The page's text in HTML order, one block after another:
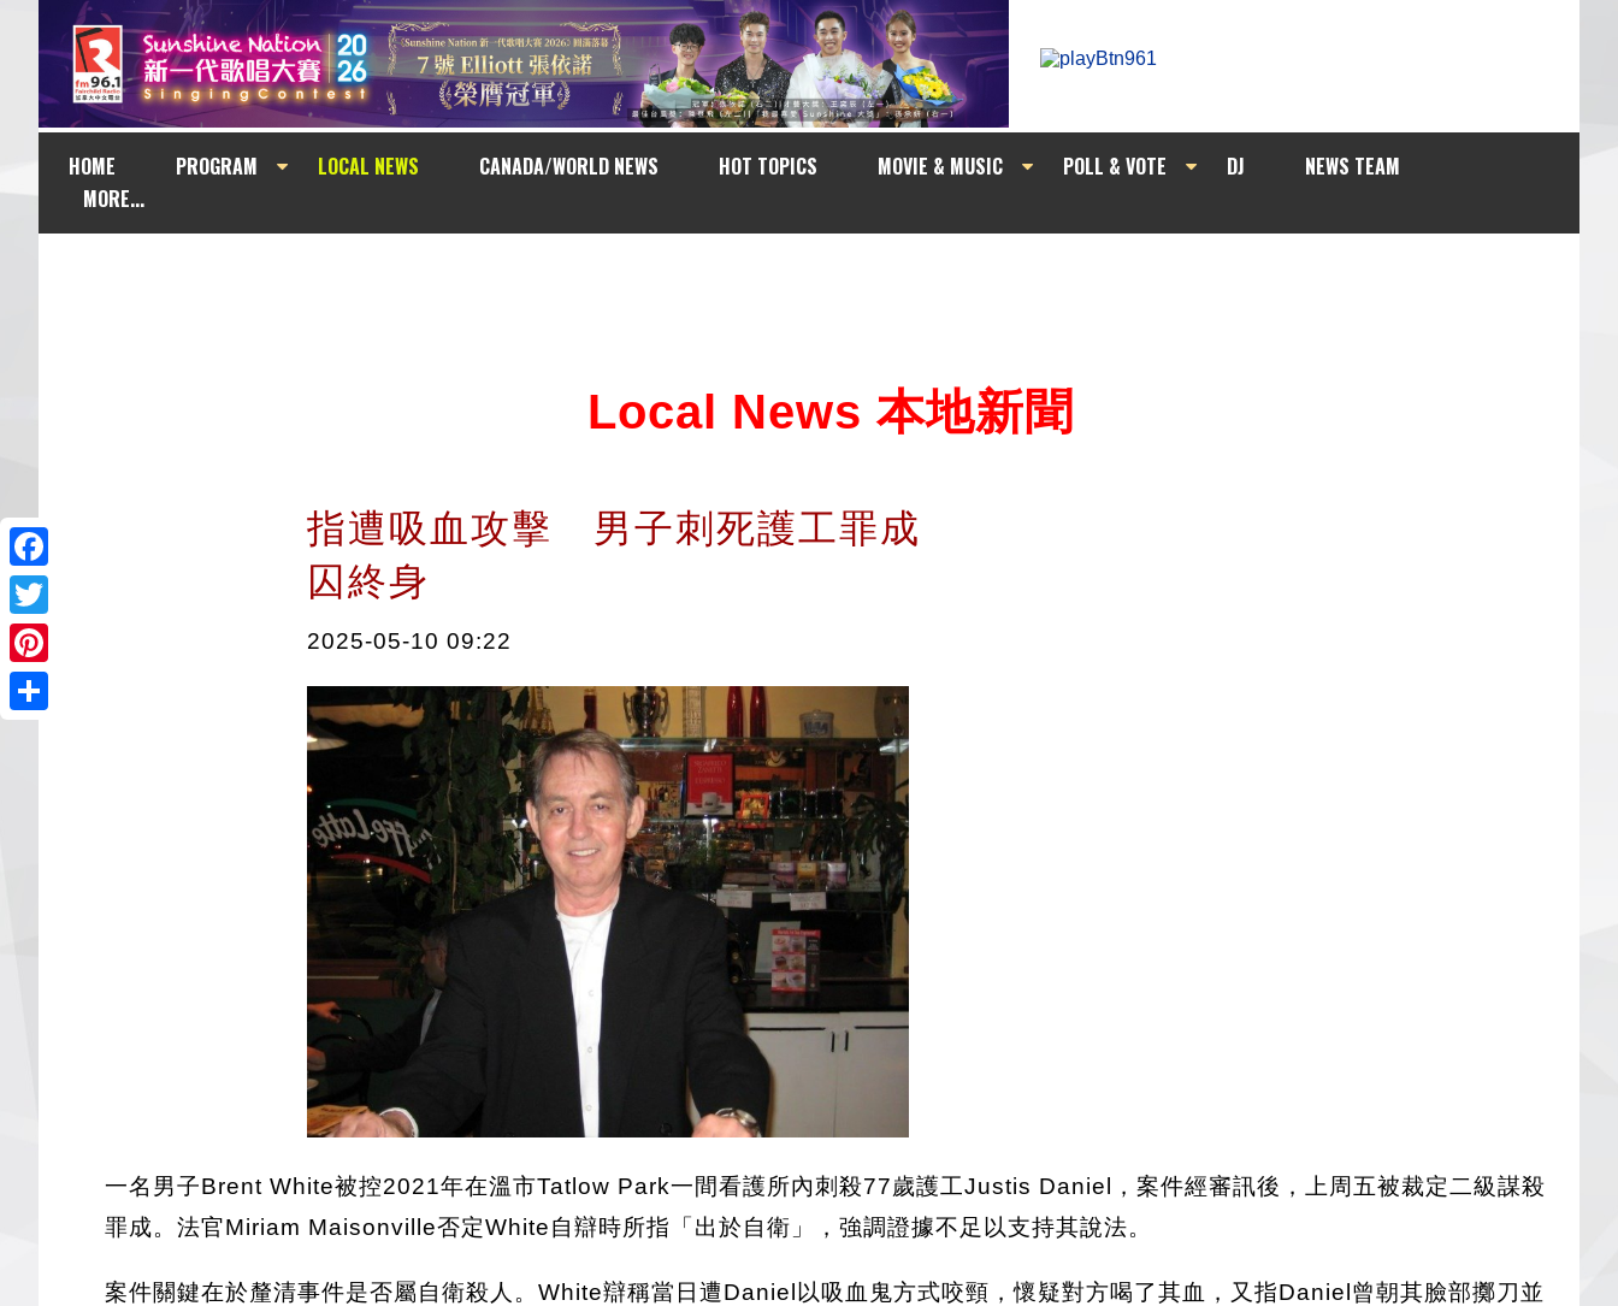
HOME PROGRAM LOCAL NEWS CANADA/WORLD NEWS HOT TOPICS MOVIE & MUSIC POLL & VOTE DJ
NEWS TEAM
MORE...
Facebook
Twitter
Pinterest
Local News 本地新聞
指遭吸血攻擊 男子刺死護工罪成
囚終身
2025-05-10 09:22
一名男子Brent White被控2021年在溫市Tatlow Park一間看護所內刺殺77歲護工Justis Daniel，案件經審訊後，上周五被裁定二級謀殺
罪成。法官Miriam Maisonville否定White自辯時所指「出於自衛」，強調證據不足以支持其說法。
案件關鍵在於釐清事件是否屬自衛殺人。White辯稱當日遭Daniel以吸血鬼方式咬頸，懷疑對方喝了其血，又指Daniel曾朝其臉部擲刀並